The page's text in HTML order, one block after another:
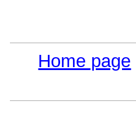
Home page